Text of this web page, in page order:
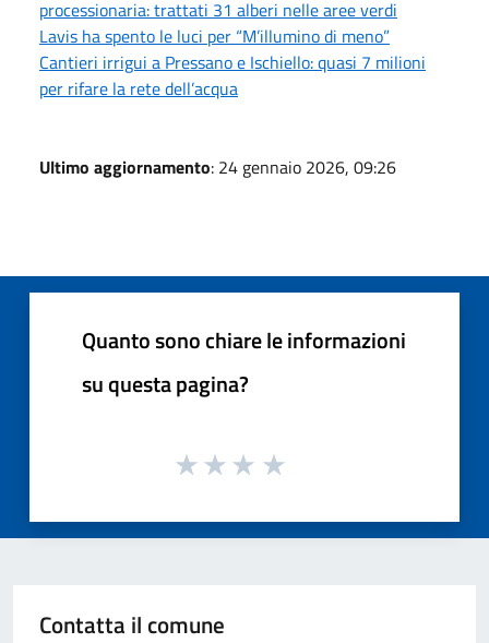
processionaria: trattati 31 alberi nelle aree verdi
Lavis ha spento le luci per “M’illumino di meno”
Cantieri irrigui a Pressano e Ischiello: quasi 7 milioni
per rifare la rete dell’acqua
Ultimo aggiornamento: 24 gennaio 2026, 09:26
Quanto sono chiare le informazioni
su questa pagina?
Contatta il comune